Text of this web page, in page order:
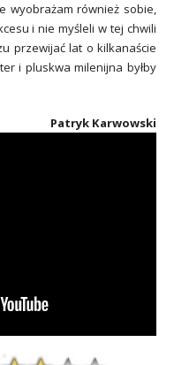
wyobrażam również sobie,
i nie myśleli w tej chwili
przewijać lat o kilkanaście
i pluskwa milenijna byłby
Patryk Karwowski